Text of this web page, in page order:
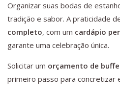
Organizar suas bodas de
tradição e sabor. A praticidade
completo, com um cardápio
garante uma celebração única.
Solicitar um orçamento de
primeiro passo para concretizar